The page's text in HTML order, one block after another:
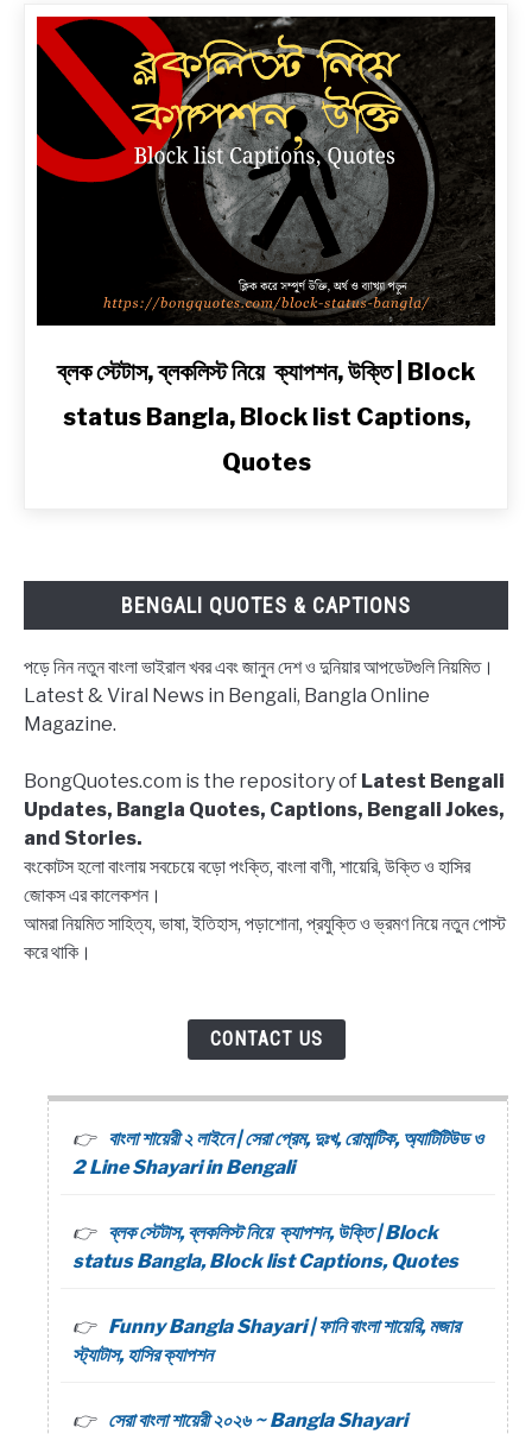
সেরা
প্রেম,
রোমান্টিক,
অ্যাটিটিউড
link
Bangla,
Block
list
Quotes
ব্লক স্টেটাস, ব্লকলিস্ট নিয়ে ক্যাপশন, উক্তি | Block
status Bangla, Block list Captions,
Quotes
BENGALI QUOTES & CAPTIONS
পড়ে নিন নতুন বাংলা ভাইরাল খবর এবং জানুন দেশ ও দুনিয়ার আপডেটগুলি নিয়মিত।
Latest & Viral News in Bengali, Bangla Online
Magazine.
BongQuotes.com is the repository of Latest Bengali
Updates, Bangla Quotes, Captions, Bengali Jokes,
and Stories.
বংকোটস হলো বাংলায় সবচেয়ে বড়ো পংক্তি, বাংলা বাণী, শায়েরি, উক্তি ও হাসির
জোকস এর কালেকশন।
আমরা নিয়মিত সাহিত্য, ভাষা, ইতিহাস, পড়াশোনা, প্রযুক্তি ও ভ্রমণ নিয়ে নতুন পোস্ট
করে থাকি।
CONTACT US
বাংলা শায়েরী ২ লাইনে | সেরা প্রেম, দুঃখ, রোমান্টিক, অ্যাটিটিউড ও
2 Line Shayari in Bengali
ব্লক স্টেটাস, ব্লকলিস্ট নিয়ে ক্যাপশন, উক্তি | Block
status Bangla, Block list Captions, Quotes
Funny Bangla Shayari | ফানি বাংলা শায়েরি, মজার
স্ট্যাটাস, হাসির ক্যাপশন
সেরা বাংলা শায়েরী ২০২৬ ~ Bangla Shayari